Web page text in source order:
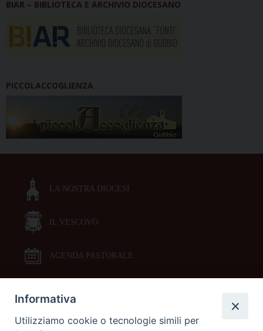
BIAR – BIBLIOTECA E ARCHIVIO DIOCESANO
PICCOLACCOGLIENZA
LA NOSTRA DIOCESI
IL VESCOVO
AGENDA PASTORALE
DOCUMENTI PASTORALI
Informativa
Utilizziamo cookie o tecnologie simili per